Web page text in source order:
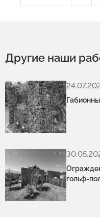
Другие наши
гольф-